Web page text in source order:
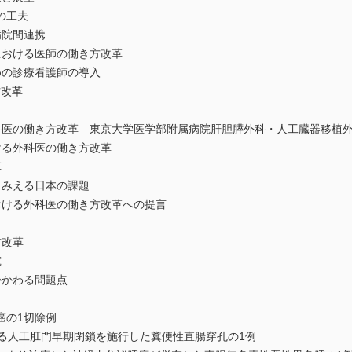
工夫
間連携
ける医師の働き方改革
診療看護師の導入
革
の働き方改革―東京大学医学部附属病院肝胆膵外科・人工臓器移植
外科医の働き方改革
える日本の課題
る外科医の働き方改革への提言
革
わる問題点
の1切除例
人工肛門早期閉鎖を施行した糞便性直腸穿孔の1例